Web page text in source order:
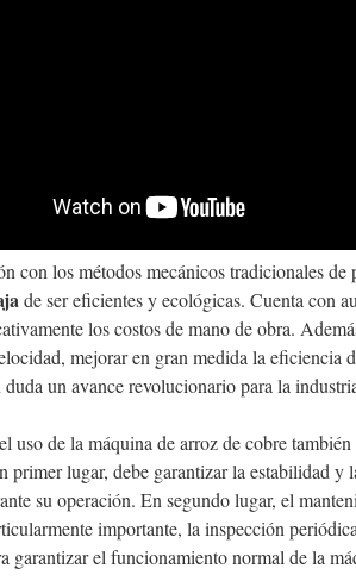
con los métodos mecánicos tradicionales de
de ser eficientes y ecológicas. Cuenta con
los costos de mano de obra.
mejorar en gran medida la eficiencia
duda un avance revolucionario para la
uso de la máquina de arroz de cobre
primer lugar, debe garantizar la estabilidad y
su operación. En segundo lugar, el
importante, la inspección
garantizar el funcionamiento normal de la